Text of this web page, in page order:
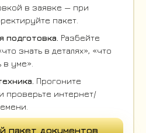
в заявке — при
пакет.
подготовка. Разбейте
знать в деталях», «что
в уме».
Прогоните
проверьте интернет/
пакет документов